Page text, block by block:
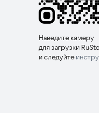
Наведите камеру
для загрузки
и следуйте